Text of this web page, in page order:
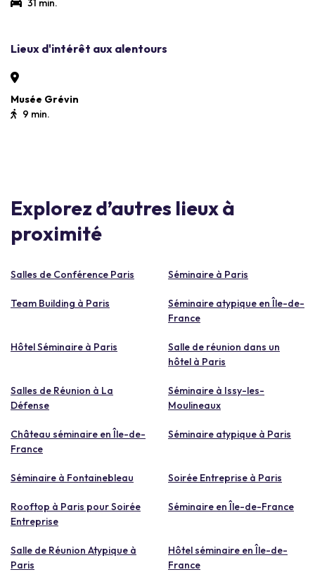
31 min.
Lieux d'intérêt aux alentours
Musée Grévin
9 min.
Explorez d’autres lieux à
proximité
Salles de Conférence Paris Séminaire à Paris
Team Building à Paris
Séminaire atypique en Île-de-
France
Hôtel Séminaire à Paris
Salle de réunion dans un
hôtel à Paris
Salles de Réunion à La
Défense
Séminaire à Issy-les-
Moulineaux
Château séminaire en Île-de-
France
Séminaire atypique à Paris
Séminaire à Fontainebleau Soirée Entreprise à Paris
Rooftop à Paris pour Soirée
Entreprise
Séminaire en Île-de-France
Salle de Réunion Atypique à
Paris
Hôtel séminaire en Île-de-
France